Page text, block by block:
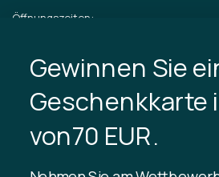
Öffnungszeiten:
CVR: 40875743
TIBLADIN
Über Tibladin
Gewinnen Sie
Geschenkkarte
von70 EUR.